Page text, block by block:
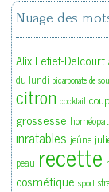
Nuage des
Alix Lefief-Delcourt
du lundi bicarbonate de
citron cocktail
grossesse
inratables jeûne
peau recette
cosmétique sport